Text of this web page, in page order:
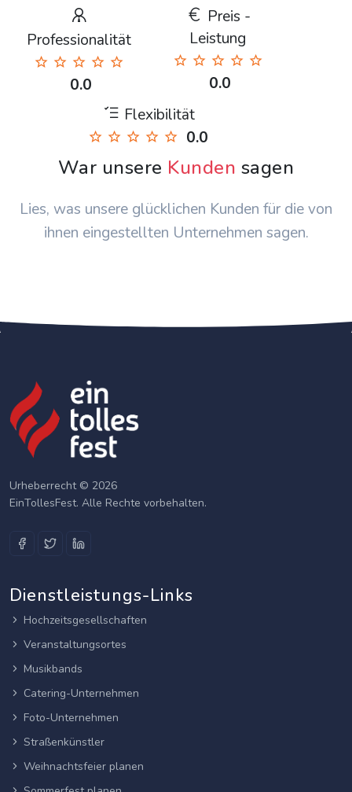
Professionalität
0.0
Preis -
Leistung
0.0
Flexibilität
0.0
War unsere Kunden sagen
Lies, was unsere glücklichen Kunden für die von
ihnen eingestellten Unternehmen sagen.
Urheberrecht © 2026
EinTollesFest. Alle Rechte vorbehalten.
Dienstleistungs-Links
Hochzeitsgesellschaften
Veranstaltungsortes
Musikbands
Catering-Unternehmen
Foto-Unternehmen
Straßenkünstler
Weihnachtsfeier planen